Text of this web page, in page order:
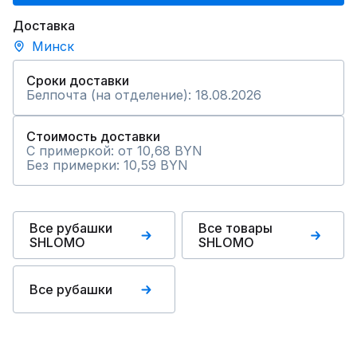
Доставка
Минск
Сроки доставки
Белпочта (на отделение): 18.08.2026
Стоимость доставки
С примеркой: от 10,68 BYN
Без примерки: 10,59 BYN
Все рубашки
SHLOMO
Все товары
SHLOMO
Все рубашки